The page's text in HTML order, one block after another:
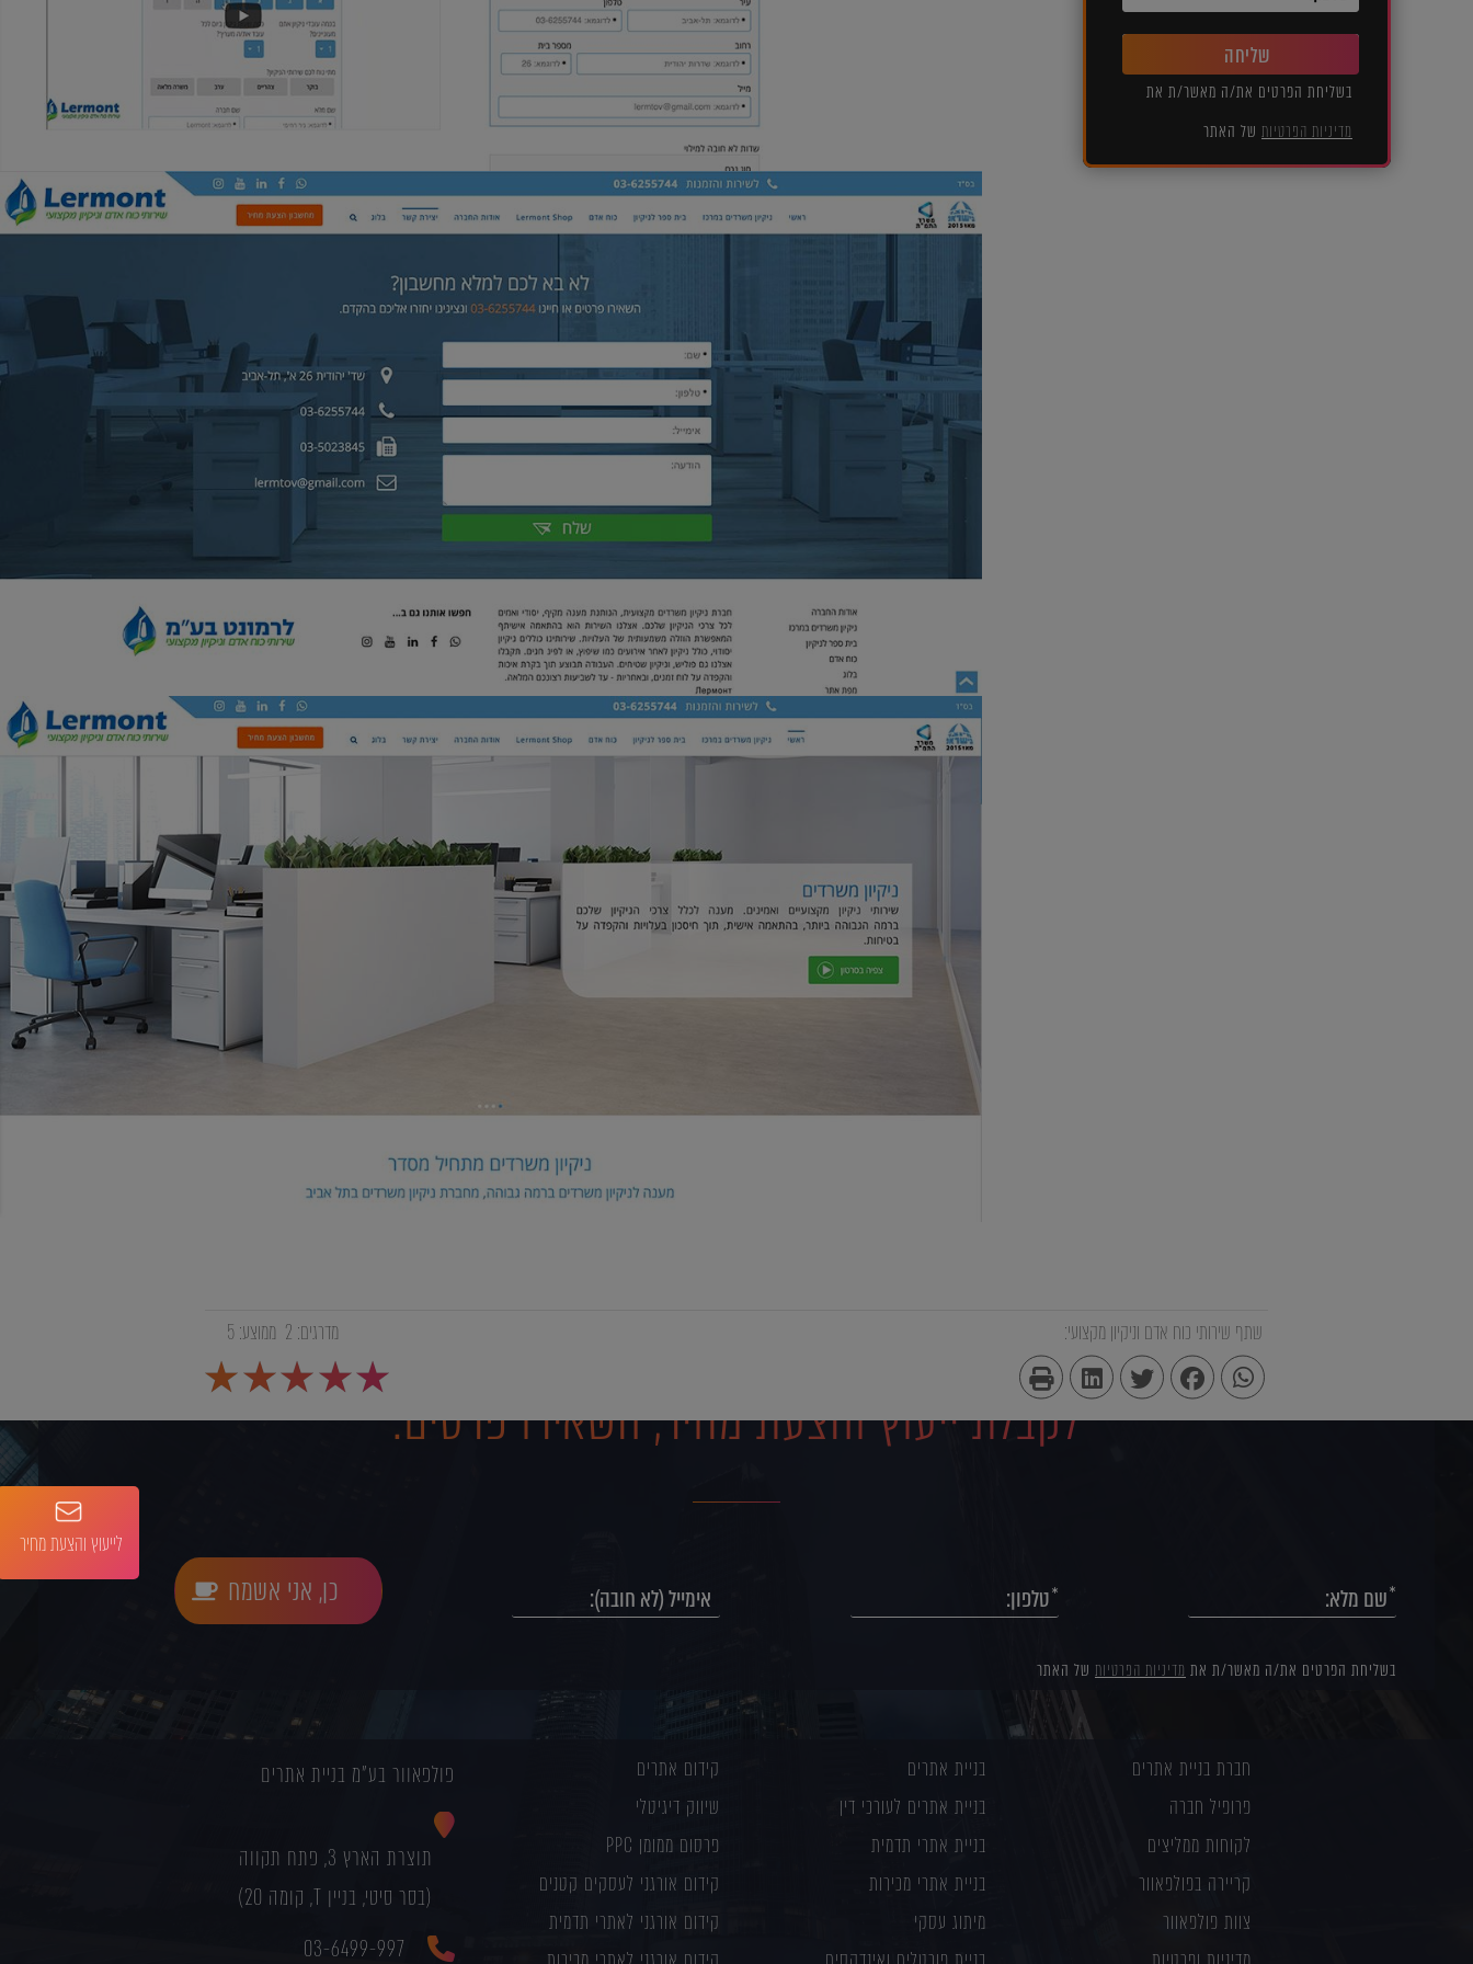
שליחה
בשליחת הפרטים את/ה מאשר/ת את
מדיניות הפרטיות של האתר
שתף שירותי כוח אדם וניקיון מקצועי: מדרגים: 2 ממוצע:5
לקבלת ייעוץ והצעת מחיר, השאירו פרטים:
כן, אני אשמח
בשליחת הפרטים את/ה מאשר/ת את מדיניות הפרטיות של האתר
חברת בניית אתרים
פרופיל חברה
לקוחות ממליצים
קריירה בפולפאוור
צוות פולפאוור
בניית אתרים
בניית אתרים לעורכי דין
בניית אתרי תדמית
בניית אתרי מכירות
מיתוג עסקי
קידום אתרים
שיווק דיגיטלי
פרסום ממומן PPC
קידום אורגני לעסקים קטנים
קידום אורגני לאתרי תדמית
פולפאוור בע"מ בניית אתרים
תוצרת הארץ 3, פתח תקווה
(בסר סיטי, בניין T, קומה 20)
03-6499-997
לייעוץ והצעת מחיר